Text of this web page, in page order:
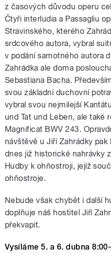
z časových důvodu operu
Čtyři interludia a Passagliu
Stravinského, kterého
srdcového autora, vybral
v podání samotného autora
Zahrádka ale doma
Sebastiana Bacha.
svou základní duchovní
vybral svou nejmilejší
und Tat und Leben, ale také
Magnificat BWV 243.
návštěvě u Jiří Zahrádky
dnes již historické nahrávky
Hudby k ohňostroji, jejíž
ohňostroje.
Nebude však chybět i další
doplňuje náš hostitel Jiří
překvapit.
Vysíláme 5. a 6. dubna